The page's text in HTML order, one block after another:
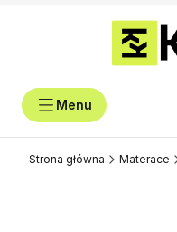
Strona główna Materace